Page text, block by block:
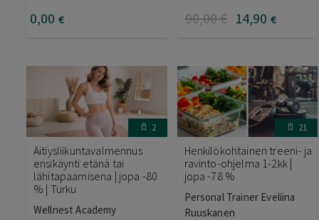
0,00 € 90,00€ 14,90 €
2
Äitiysliikuntavalmennus
ensikäynti etänä tai
lähitapaamisena | jopa -80
% | Turku
Wellnest Academy
21
Henkilökohtainen treeni- ja
ravinto-ohjelma 1-2kk |
jopa -78 %
Personal Trainer Eveliina
Ruuskanen